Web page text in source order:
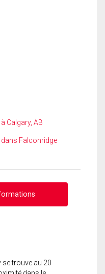
Calgary, AB
Falconridge
se trouve au 20